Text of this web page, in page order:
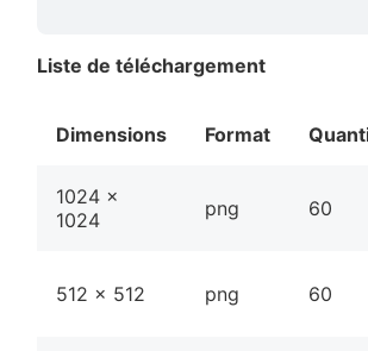
Liste de téléchargement
Dimensions Format
1024 x
1024
png 60
512 x 512 png 60